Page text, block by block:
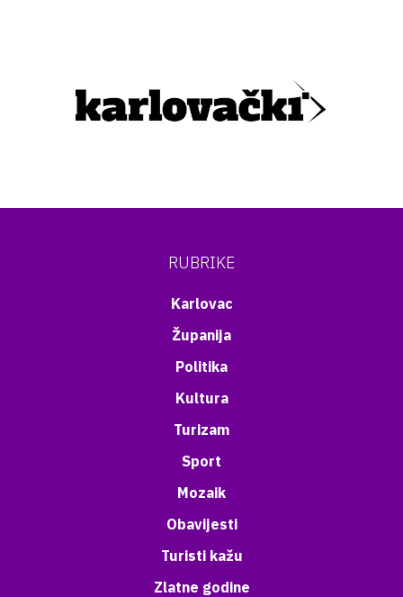
RUBRIKE
Karlovac
Županija
Politika
Kultura
Turizam
Sport
Mozaik
Obavijesti
Turisti kažu
Zlatne godine